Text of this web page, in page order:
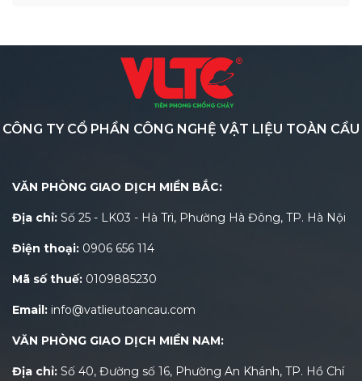
CÔNG TY CỔ PHẦN CÔNG NGHỆ VẬT LIỆU TOÀN CẦU
VĂN PHÒNG GIAO DỊCH MIỀN BẮC:
Địa chỉ: Số 25 - LK03 - Hà Trì, Phường Hà Đông, TP. Hà Nội
Điện thoại: 0906 656 114
Mã số thuế: 0109885230
Email: info@vatlieutoancau.com
VĂN PHÒNG GIAO DỊCH MIỀN NAM:
Địa chỉ: Số 40, Đường số 16, Phường An Khánh, TP. Hồ Chí